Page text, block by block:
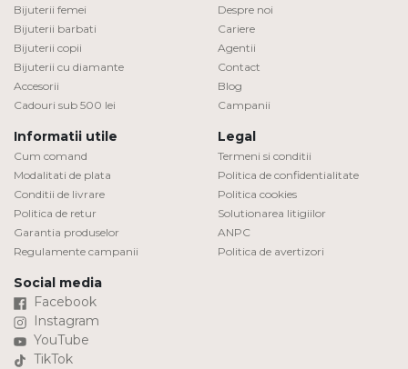
Bijuterii femei
Bijuterii barbati
Bijuterii copii
Bijuterii cu diamante
Accesorii
Cadouri sub 500 lei
Despre noi
Cariere
Agentii
Contact
Blog
Campanii
Informatii utile
Cum comand
Modalitati de plata
Conditii de livrare
Politica de retur
Garantia produselor
Regulamente campanii
Legal
Termeni si conditii
Politica de confidentialitate
Politica cookies
Solutionarea litigiilor
ANPC
Politica de avertizori
Social media
Facebook
Instagram
YouTube
TikTok